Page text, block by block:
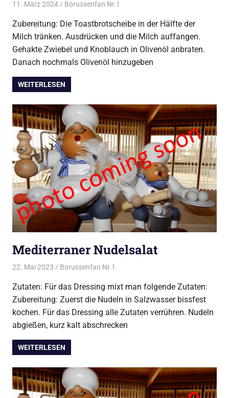
11. März 2024 Borussenfan Nr.1
Zubereitung: Die Toastbrotscheibe in der Hälfte der
Milch tränken. Ausdrücken und die Milch auffangen.
Gehakte Zwiebel und Knoblauch in Olivenöl anbraten.
Danach nochmals Olivenöl hinzugeben
WEITERLESEN
Mediterraner Nudelsalat
22. Mai 2023 Borussenfan Nr.1
Zutaten: Für das Dressing mixt man folgende Zutaten:
Zubereitung: Zuerst die Nudeln in Salzwasser bissfest
kochen. Für das Dressing alle Zutaten verrühren. Nudeln
abgießen, kurz kalt abschrecken
WEITERLESEN